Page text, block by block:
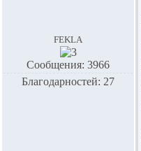
fekla
Сообщения: 3966
Благодарностей: 27